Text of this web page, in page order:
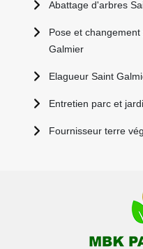
Abattage d'arbres
Pose et
Galmier
Elagueur Saint
Entretien parc et
Fournisseur terre